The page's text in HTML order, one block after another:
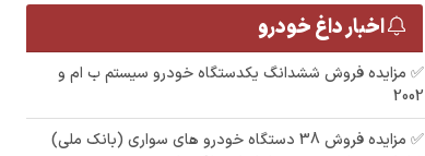
اخبار داغ خودرو
✅ مزایده فروش ششدانگ یکدستگاه خودرو سیستم ب ام و
2002
✅ مزایده فروش 38 دستگاه خودرو های سواری (بانک ملی)